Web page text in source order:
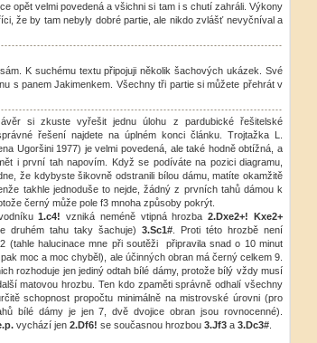
opět velmi povedená a všichni si tam i s chutí zahráli. Výkony
že by tam nebyly dobré partie, ale nikdo zvlášť nevyčníval a
K suchému textu připojuji několik šachových ukázek. Své
s panem Jakimenkem. Všechny tři partie si můžete přehrát v
si zkuste vyřešit jednu úlohu z pardubické řešitelské
řešení najdete na úplném konci článku. Trojtažka L.
Ugoršini 1977) je velmi povedená, ale také hodně obtížná, a
i první tah napovím. Když se podíváte na pozici diagramu,
že kdybyste šikovně odstranili bílou dámu, matíte okamžitě
takhle jednoduše to nejde, žádný z prvních tahů dámou k
černý může pole f3 mnoha způsoby pokrýt.
1.c4! vzniká neméně vtipná hrozba2.Dxe2+! Kxe2+
druhém tahu taky šachuje) 3.Sc1# . Proti této hrozbě není
(tahle halucinace mne při soutěži připravila snad o 10 minut
moc a moc chyběl), ale účinných obran má černý celkem 9.
rozhoduje jen jediný odtah bílé dámy, protože bílý vždy musí
matovou hrozbu. Ten kdo zpaměti správně odhalí všechny
schopnost propočtu minimálně na mistrovské úrovni (pro
bílé dámy je jen 7, dvě dvojice obran jsou rovnocenné).
vychází jen 2.Df6! se současnou hrozbou 3.Jf3 a 3.Dc3#